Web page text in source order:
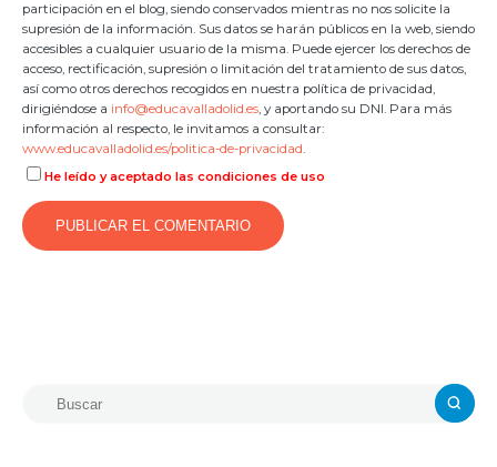
participación en el blog, siendo conservados mientras no nos solicite la
supresión de la información. Sus datos se harán públicos en la web, siendo
accesibles a cualquier usuario de la misma. Puede ejercer los derechos de
acceso, rectificación, supresión o limitación del tratamiento de sus datos,
así como otros derechos recogidos en nuestra política de privacidad,
dirigiéndose a info@educavalladolid.es, y aportando su DNI. Para más
información al respecto, le invitamos a consultar:
www.educavalladolid.es/politica-de-privacidad.
He leído y aceptado las condiciones de uso